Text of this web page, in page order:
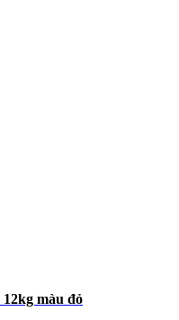
Miss 12kg màu đỏ